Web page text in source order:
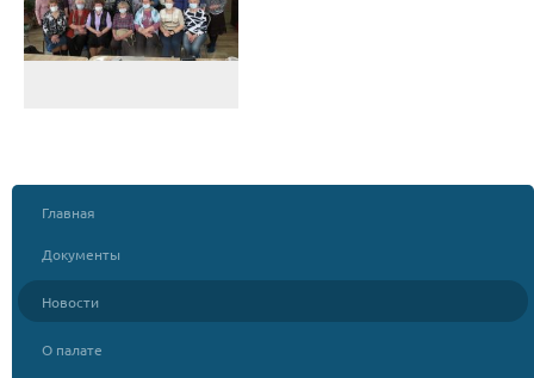
Главная
Документы
Новости
О палате